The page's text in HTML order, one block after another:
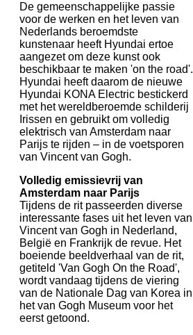
De gemeenschappelijke passie
voor de werken en het leven van
Nederlands beroemdste
kunstenaar heeft Hyundai ertoe
aangezet om deze kunst ook
beschikbaar te maken 'on the road'.
Hyundai heeft daarom de nieuwe
Hyundai KONA Electric bestickerd
met het wereldberoemde schilderij
Irissen en gebruikt om volledig
elektrisch van Amsterdam naar
Parijs te rijden – in de voetsporen
van Vincent van Gogh.
Volledig emissievrij van
Amsterdam naar Parijs
Tijdens de rit passeerden diverse
interessante fases uit het leven van
Vincent van Gogh in Nederland,
België en Frankrijk de revue. Het
boeiende beeldverhaal van de rit,
getiteld 'Van Gogh On the Road',
wordt vandaag tijdens de viering
van de Nationale Dag van Korea in
het van Gogh Museum voor het
eerst getoond.